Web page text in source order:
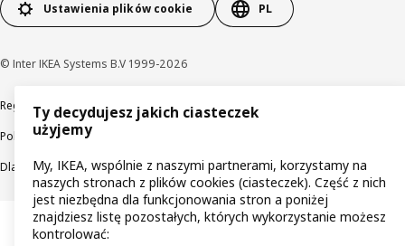
Ustawienia plików cookie PL
© Inter IKEA Systems B.V 1999-2026
RegulaminyPolityka prywatności Wycofane produkty
Polityka odpowiedzialnego ujawniania informacji
Dla akcjonariuszy IKEA Distribution
Ty decydujesz jakich ciasteczek
użyjemy
My, IKEA, wspólnie z naszymi partnerami, korzystamy na
naszych stronach z plików cookies (ciasteczek). Część z nich
jest niezbędna dla funkcjonowania stron a poniżej
znajdziesz listę pozostałych, których wykorzystanie możesz
kontrolować: